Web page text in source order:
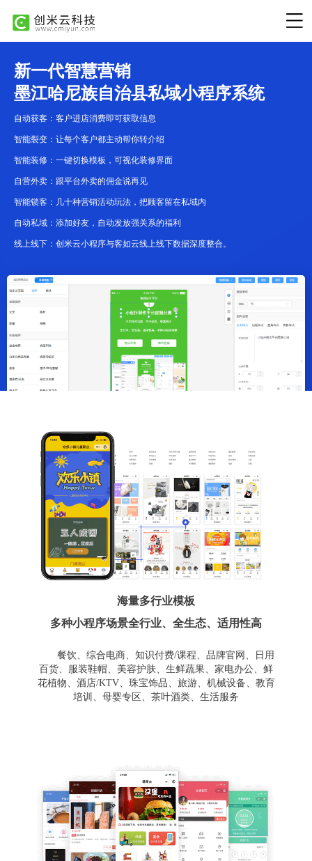
新一代智慧营销
墨江哈尼族自治县私域小程序系统
自动获客：客户进店消费即可获取信息
智能裂变：让每个客户都主动帮你转介绍
智能装修：一键切换模板，可视化装修界面
自营外卖：跟平台外卖的佣金说再见
智能锁客：几十种营销活动玩法，把顾客留在私域内
自动私域：添加好友，自动发放强关系的福利
线上线下：创米云小程序与客如云线上线下数据深度整合。
海量多行业模板
多种小程序场景全行业、全生态、适用性高
餐饮、综合电商、知识付费/课程、品牌官网、日用
百货、服装鞋帽、美容护肤、生鲜蔬果、家电办公、鲜
花植物、酒店/KTV、珠宝饰品、旅游、机械设备、教育
培训、母婴专区、茶叶酒类、生活服务